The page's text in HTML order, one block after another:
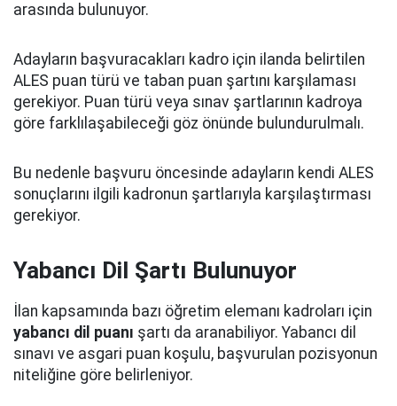
arasında bulunuyor.
Adayların başvuracakları kadro için ilanda belirtilen
ALES puan türü ve taban puan şartını karşılaması
gerekiyor. Puan türü veya sınav şartlarının kadroya
göre farklılaşabileceği göz önünde bulundurulmalı.
Bu nedenle başvuru öncesinde adayların kendi ALES
sonuçlarını ilgili kadronun şartlarıyla karşılaştırması
gerekiyor.
Yabancı Dil Şartı Bulunuyor
İlan kapsamında bazı öğretim elemanı kadroları için
yabancı dil puanı şartı da aranabiliyor. Yabancı dil
sınavı ve asgari puan koşulu, başvurulan pozisyonun
niteliğine göre belirleniyor.